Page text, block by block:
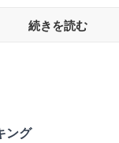
続きを読む
ング